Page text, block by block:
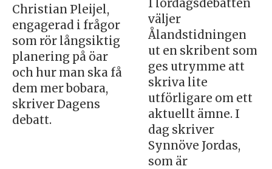
Christian Pleijel,
engagerad i frågor
som rör långsiktig
planering på öar
och hur man ska få
dem mer bobara,
skriver Dagens
debatt.
I lördagsdebatten
väljer
Ålandstidningen
ut en skribent som
ges utrymme att
skriva lite
utförligare om ett
aktuellt ämne. I
dag skriver
Synnöve Jordas,
som är